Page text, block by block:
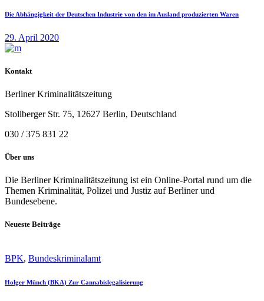
Die Abhängigkeit der Deutschen Industrie von den im Ausland produzierten Waren
29. April 2020
Kontakt
Berliner Kriminalitätszeitung
Stollberger Str. 75, 12627 Berlin, Deutschland
030 / 375 831 22
Über uns
Die Berliner Kriminalitätszeitung ist ein Online-Portal rund um die
Themen Kriminalität, Polizei und Justiz auf Berliner und
Bundesebene.
Neueste Beiträge
BPK, Bundeskriminalamt
Holger Münch (BKA) Zur Cannabislegalisierung